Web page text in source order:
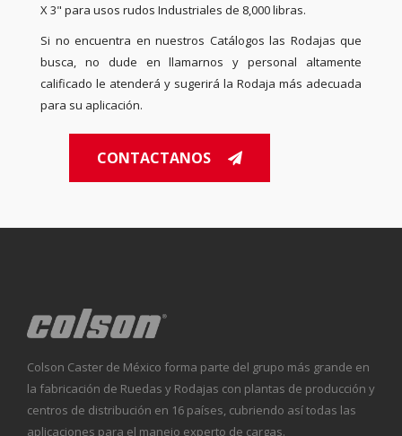
X 3" para usos rudos Industriales de 8,000 libras.
Si no encuentra en nuestros Catálogos las Rodajas que
busca, no dude en llamarnos y personal altamente
calificado le atenderá y sugerirá la Rodaja más adecuada
para su aplicación.
CONTACTANOS
Colson Caster de México forma parte del grupo más grande en
la fabricación de Ruedas y Rodajas con plantas de producción y
centros de distribución en 16 países, cubriendo así todas las
aplicaciones para el manejo experto de cargas.